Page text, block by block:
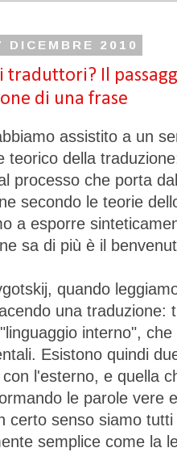
DICEMBRE 2010
traduttori? Il
di una frase
assistito a un
teorico della
processo che porta
secondo le teorie
a esporre
sa di più è il
quando
una traduzione:
interno",
Esistono quindi
l'esterno, e quella
le parole vere
certo senso siamo
semplice come la